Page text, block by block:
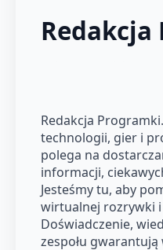
Redakcja
technologii, gier i
polega na
informacji,
Jesteśmy tu, aby
wirtualnej rozrywki
Doświadczenie,
zespołu